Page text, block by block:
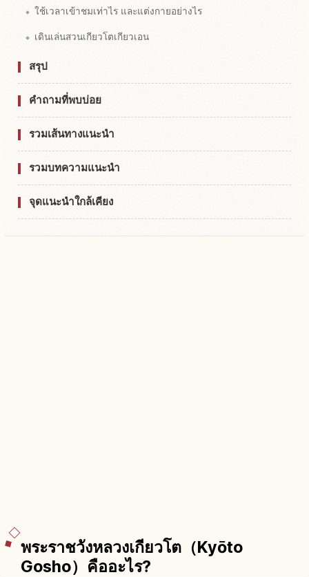
ใช้เวลาเข้าชมเท่าไร และแต่งกายอย่างไร
เดินเล่นสวนเกียวโตเกียวเอน
สรุป
คำถามที่พบบ่อย
รวมเส้นทางแนะนำ
รวมบทความแนะนำ
จุดแนะนำใกล้เคียง
พระราชวังหลวงเกียวโต（Kyōto
Gosho）คืออะไร?